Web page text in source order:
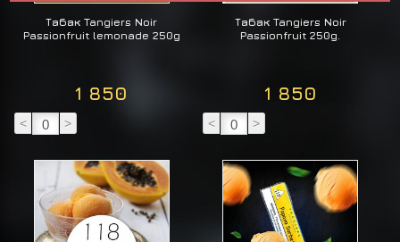
Табак Tangiers Noir
Passionfruit lemonade 250g
1 850
< >
Табак Tangiers Noir
Passionfruit 250g.
1 850
< >